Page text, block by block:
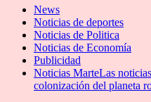
News
Noticias de deportes
Noticias de Politica
Noticias de Economía
Publicidad
Noticias MarteLas
colonización del planeta